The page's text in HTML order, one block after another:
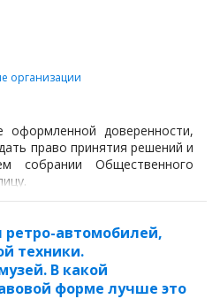
организации
доверенности,
право принятия решений и
собрании Общественного
автомобилей,
техники.
В какой
форме лучше это